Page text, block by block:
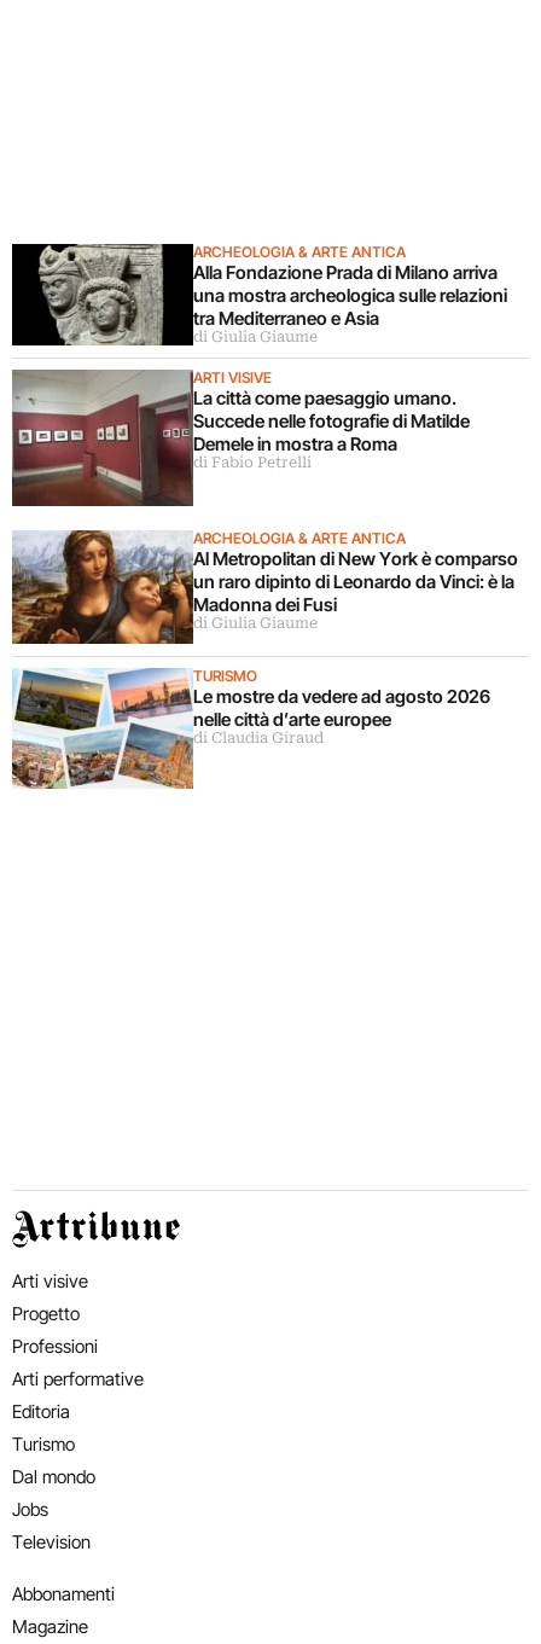
ARCHEOLOGIA & ARTE ANTICA
Alla Fondazione Prada di Milano arriva
una mostra archeologica sulle relazioni
tra Mediterraneo e Asia
di Giulia Giaume
ARTI VISIVE
La città come paesaggio umano.
Succede nelle fotografie di Matilde
Demele in mostra a Roma
di Fabio Petrelli
ARCHEOLOGIA & ARTE ANTICA
Al Metropolitan di New York è comparso
un raro dipinto di Leonardo da Vinci: è la
Madonna dei Fusi
di Giulia Giaume
TURISMO
Le mostre da vedere ad agosto 2026
nelle città d’arte europee
di Claudia Giraud
Artribune
Arti visive
Progetto
Professioni
Arti performative
Editoria
Turismo
Dal mondo
Jobs
Television
Abbonamenti
Magazine